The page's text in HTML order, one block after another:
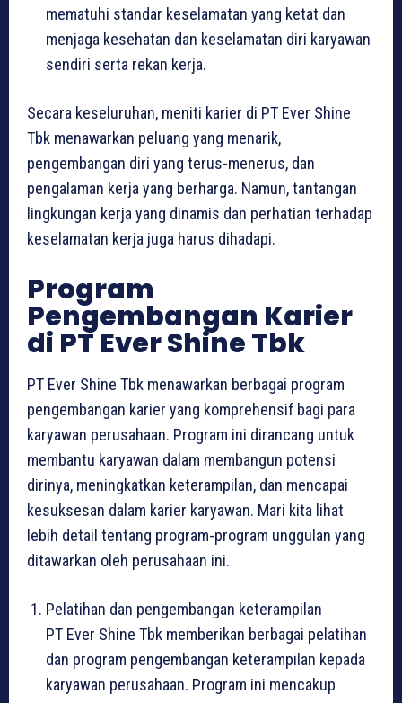
mematuhi standar keselamatan yang ketat dan
menjaga kesehatan dan keselamatan diri karyawan
sendiri serta rekan kerja.
Secara keseluruhan, meniti karier di PT Ever Shine
Tbk menawarkan peluang yang menarik,
pengembangan diri yang terus-menerus, dan
pengalaman kerja yang berharga. Namun, tantangan
lingkungan kerja yang dinamis dan perhatian terhadap
keselamatan kerja juga harus dihadapi.
Program
Pengembangan Karier
di PT Ever Shine Tbk
PT Ever Shine Tbk menawarkan berbagai program
pengembangan karier yang komprehensif bagi para
karyawan perusahaan. Program ini dirancang untuk
membantu karyawan dalam membangun potensi
dirinya, meningkatkan keterampilan, dan mencapai
kesuksesan dalam karier karyawan. Mari kita lihat
lebih detail tentang program-program unggulan yang
ditawarkan oleh perusahaan ini.
Pelatihan dan pengembangan keterampilan
PT Ever Shine Tbk memberikan berbagai pelatihan
dan program pengembangan keterampilan kepada
karyawan perusahaan. Program ini mencakup